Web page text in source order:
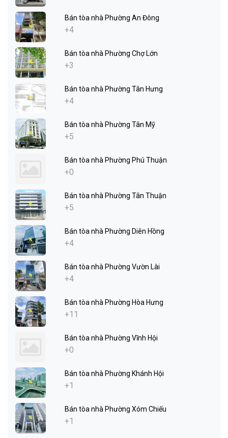
Bán tòa nhà Phường An Đông
+4
Bán tòa nhà Phường Chợ Lớn
+3
Bán tòa nhà Phường Tân Hưng
+4
Bán tòa nhà Phường Tân Mỹ
+5
Bán tòa nhà Phường Phú Thuận
+0
Bán tòa nhà Phường Tân Thuận
+5
Bán tòa nhà Phường Diên Hồng
+4
Bán tòa nhà Phường Vườn Lài
+4
Bán tòa nhà Phường Hòa Hưng
+11
Bán tòa nhà Phường Vĩnh Hội
+0
Bán tòa nhà Phường Khánh Hội
+1
Bán tòa nhà Phường Xóm Chiếu
+1